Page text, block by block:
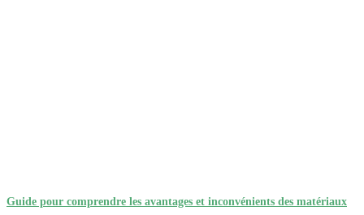
Guide pour comprendre les avantages et inconvénients des matériaux